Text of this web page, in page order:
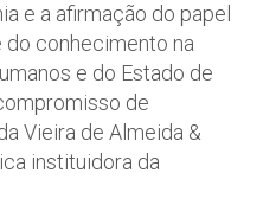
e a afirmação do papel
conhecimento na
e do Estado de
de
Vieira de Almeida &
instituidora da